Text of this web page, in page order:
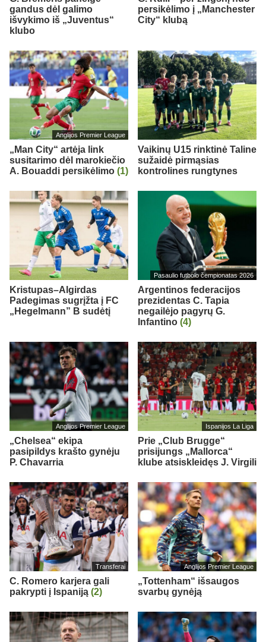
gandus dėl galimo
išvykimo iš „Juventus“
klubo
persikėlimo į „Manchester
City“ klubą
Anglijos Premier League
„Man City“ artėja link
susitarimo dėl marokiečio
A. Bouaddi persikėlimo (1)
Vaikinų U15 rinktinė Taline
sužaidė pirmąsias
kontrolines rungtynes
Kristupas–Algirdas
Padegimas sugrįžta į FC
„Hegelmann” B sudėtį
Pasaulio futbolo čempionatas 2026
Argentinos federacijos
prezidentas C. Tapia
negailėjo pagyrų G.
Infantino (4)
Anglijos Premier League
„Chelsea“ ekipa
pasipildys krašto gynėju
P. Chavarria
Ispanijos La Liga
Prie „Club Brugge“
prisijungs „Mallorca“
klube atsiskleidęs J. Virgili
Transferai
C. Romero karjera gali
pakrypti į Ispaniją (2)
Anglijos Premier League
„Tottenham“ išsaugos
svarbų gynėją